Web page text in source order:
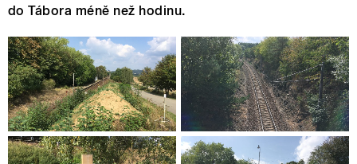
do Tábora méně než hodinu.